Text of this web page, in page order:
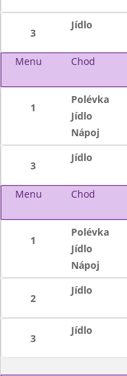
3
Jídlo
Menu Chod
1
Polévka
Jídlo
Nápoj
3
Jídlo
Menu Chod
1
Polévka
Jídlo
Nápoj
2
Jídlo
3
Jídlo